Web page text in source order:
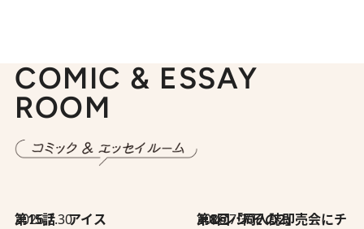
COMIC & ESSAY
ROOM
2026.7.30
第15話 アイス 2026.7.30
第8回「同人誌即売会にチャレンジ その2」